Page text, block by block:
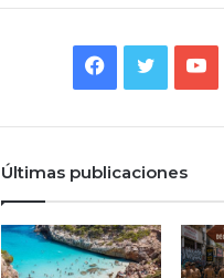
Facebook
Twitter
Últimas publicaciones